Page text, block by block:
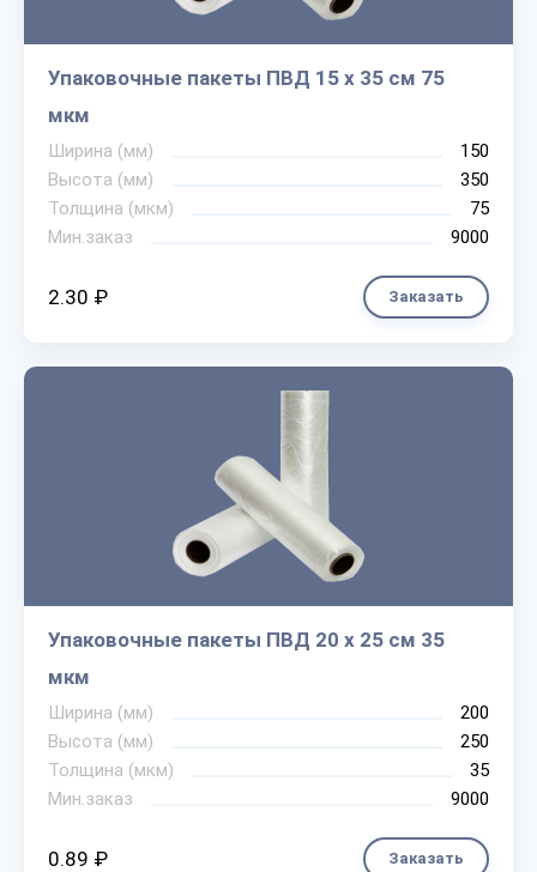
Упаковочные пакеты ПВД 15 х 35 см 75
мкм
Ширина (мм)
150
Высота (мм)
350
Толщина (мкм)
75
Мин.заказ
9000
2.30 ₽ Заказать
Упаковочные пакеты ПВД 20 х 25 см 35
мкм
Ширина (мм)
200
Высота (мм)
250
Толщина (мкм)
35
Мин.заказ
9000
0.89 ₽ Заказать